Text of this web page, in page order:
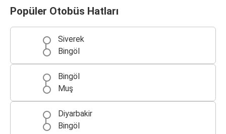
Popüler Otobüs Hatları
Siverek
Bingöl
Bingöl
Muş
Diyarbakir
Bingöl